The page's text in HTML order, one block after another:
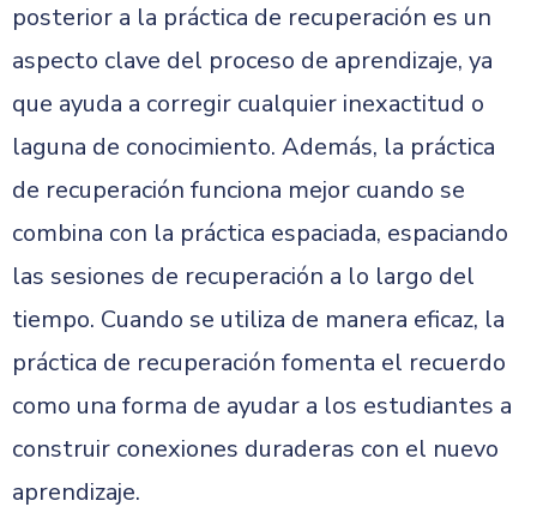
posterior a la práctica de recuperación es un
aspecto clave del proceso de aprendizaje, ya
que ayuda a corregir cualquier inexactitud o
laguna de conocimiento. Además, la práctica
de recuperación funciona mejor cuando se
combina con la práctica espaciada, espaciando
las sesiones de recuperación a lo largo del
tiempo. Cuando se utiliza de manera eficaz, la
práctica de recuperación fomenta el recuerdo
como una forma de ayudar a los estudiantes a
construir conexiones duraderas con el nuevo
aprendizaje.